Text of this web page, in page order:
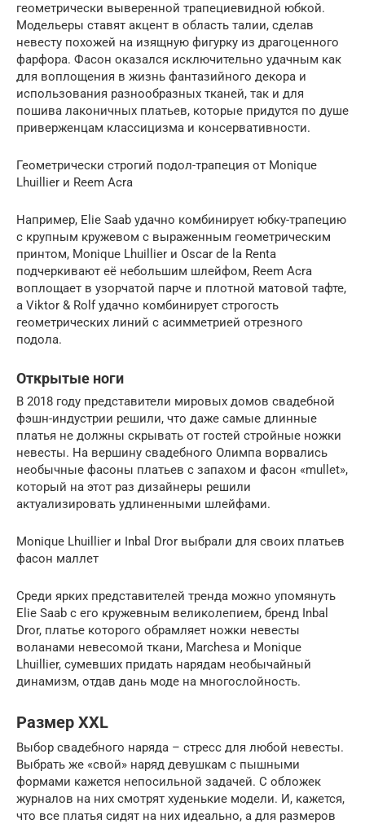
геометрически выверенной трапециевидной юбкой.
Модельеры ставят акцент в область талии, сделав
невесту похожей на изящную фигурку из драгоценного
фарфора. Фасон оказался исключительно удачным как
для воплощения в жизнь фантазийного декора и
использования разнообразных тканей, так и для
пошива лаконичных платьев, которые придутся по душе
приверженцам классицизма и консервативности.
Геометрически строгий подол-трапеция от Monique
Lhuillier и Reem Acra
Например, Elie Saab удачно комбинирует юбку-трапецию
с крупным кружевом с выраженным геометрическим
принтом, Monique Lhuillier и Oscar de la Renta
подчеркивают её небольшим шлейфом, Reem Acra
воплощает в узорчатой парче и плотной матовой тафте,
а Viktor & Rolf удачно комбинирует строгость
геометрических линий с асимметрией отрезного
подола.
Открытые ноги
В 2018 году представители мировых домов свадебной
фэшн-индустрии решили, что даже самые длинные
платья не должны скрывать от гостей стройные ножки
невесты. На вершину свадебного Олимпа ворвались
необычные фасоны платьев с запахом и фасон «mullet»,
который на этот раз дизайнеры решили
актуализировать удлиненными шлейфами.
Monique Lhuillier и Inbal Dror выбрали для своих платьев
фасон маллет
Среди ярких представителей тренда можно упомянуть
Elie Saab с его кружевным великолепием, бренд Inbal
Dror, платье которого обрамляет ножки невесты
воланами невесомой ткани, Marchesa и Monique
Lhuillier, сумевших придать нарядам необычайный
динамизм, отдав дань моде на многослойность.
Размер XXL
Выбор свадебного наряда – стресс для любой невесты.
Выбрать же «свой» наряд девушкам с пышными
формами кажется непосильной задачей. С обложек
журналов на них смотрят худенькие модели. И, кажется,
что все платья сидят на них идеально, а для размеров